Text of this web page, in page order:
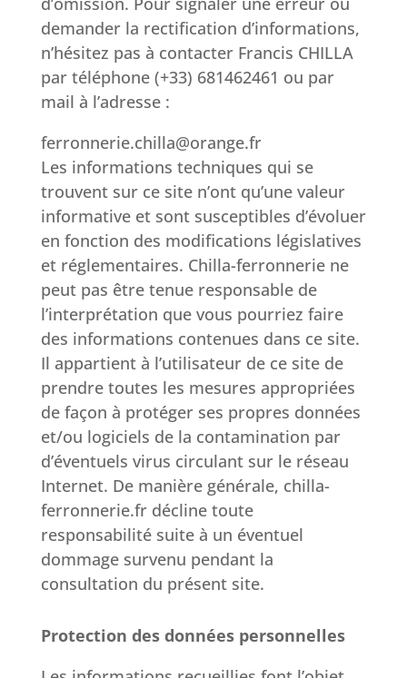
demander la rectification d’informations,
n’hésitez pas à contacter Francis CHILLA
par téléphone (+33) 681462461 ou par
mail à l’adresse :
ferronnerie.chilla@orange.fr
Les informations techniques qui se
trouvent sur ce site n’ont qu’une valeur
informative et sont susceptibles d’évoluer
en fonction des modifications législatives
et réglementaires. Chilla-ferronnerie ne
peut pas être tenue responsable de
l’interprétation que vous pourriez faire
des informations contenues dans ce site.
Il appartient à l’utilisateur de ce site de
prendre toutes les mesures appropriées
de façon à protéger ses propres données
et/ou logiciels de la contamination par
d’éventuels virus circulant sur le réseau
Internet. De manière générale, chilla-
ferronnerie.fr décline toute
responsabilité suite à un éventuel
dommage survenu pendant la
consultation du présent site.
Protection des données personnelles